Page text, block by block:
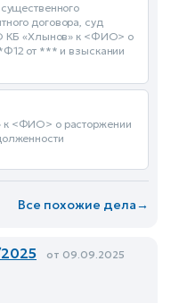
договора, суд
КБ «Хлынов» к <ФИО> о
от *** и взыскании
к <ФИО> о расторжении
Все похожие дела→
от 09.09.2025